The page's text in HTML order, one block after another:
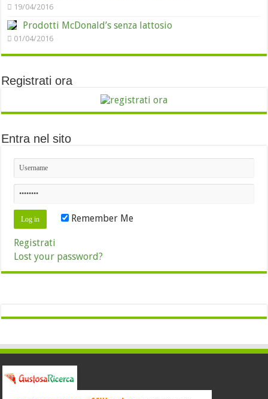
19/04/2016
Prodotti McDonald’s senza lattosio
01/04/2016
Registrati ora
Entra nel sito
Remember Me
Registrati
Lost your password?